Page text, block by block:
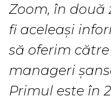
Zoom, în două
fi aceleași
să oferim
manageri
Primul este în